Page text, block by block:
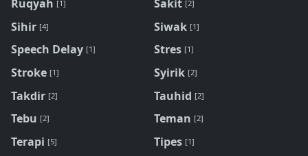
Ruqyah [1] Sakit [2]
Sihir [4] Siwak [1]
Speech Delay [1] Stres [1]
Stroke [1] Syirik [2]
Takdir [2] Tauhid [2]
Tebu [2] Teman [2]
Terapi [5] Tipes [1]